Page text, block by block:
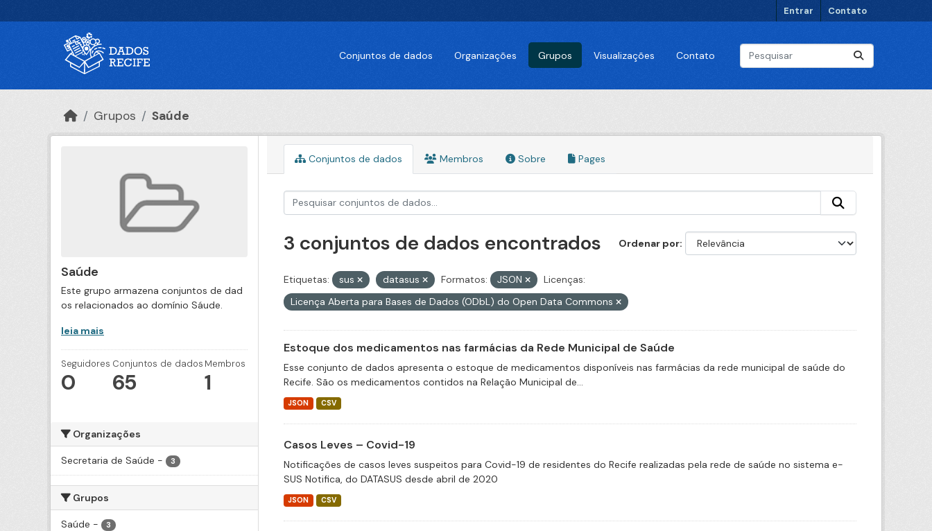
Entrar Contato
Conjuntos de dados Organizações Grupos Visualizações Contato
Grupos Saúde
Saúde
Este grupo armazena conjuntos de dad
os relacionados ao domínio Sáude.
leia mais
Seguidores
0
Conjuntos de dados
65
Membros
1
Organizações
Secretaria de Saúde - 3
Grupos
Saúde - 3
Conjuntos de dados Membros Sobre Pages
Ordenar por
3 conjuntos de dados encontrados
Etiquetas: sus datasus Formatos: JSON
Licenças:
Licença Aberta para Bases de Dados (ODbL) do Open Data Commons
Estoque dos medicamentos nas farmácias da Rede Municipal de Saúde
Esse conjunto de dados apresenta o estoque de medicamentos disponíveis nas farmácias da rede municipal de saúde do
Recife. São os medicamentos contidos na Relação Municipal de...
JSON CSV
Casos Leves – Covid-19
Notificações de casos leves suspeitos para Covid-19 de residentes do Recife realizadas pela rede de saúde no sistema e-
SUS Notifica, do DATASUS desde abril de 2020
JSON CSV